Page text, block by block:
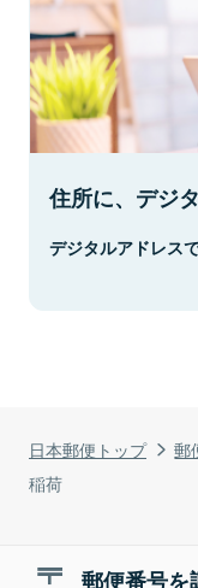
日本郵便トップ 郵
稲荷
住所に、デジ
デジタルアドレス
郵便番号を